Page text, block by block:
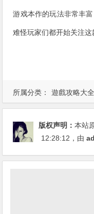
所属分类： 遊戲攻略大全
游戏本作的玩法非常丰
难怪玩家们都开始关注这
版权声明：本站
12:28:12 ，由